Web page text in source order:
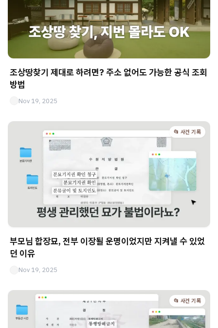
조상땅찾기 제대로 하려면? 주소 없어도 가능한 공식 조회
방법
Nov 19, 2025
📂 사건 기록
부모님 합장묘, 전부 이장될 운명이었지만 지켜낼 수 있었
던 이유
Nov 19, 2025
📂 사건 기록